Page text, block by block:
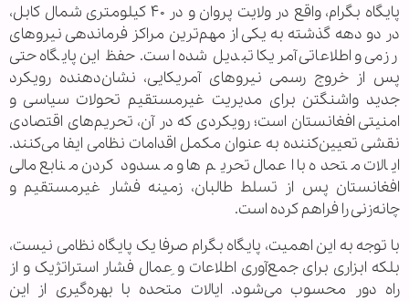
پایگاه بگرام، واقع در ولایت پروان و در ۴۰ کیلومتری شمال کابل،
در دو دهه گذشته به یکی از مهم‌ترین مراکز فرماندهی نیروهای
رزمی و اطلاعاتی آمریکا تبدیل شده است. حفظ این پایگاه حتی
پس از خروج رسمی نیروهای آمریکایی، نشان‌دهنده رویکرد
جدید واشنگتن برای مدیریت غیرمستقیم تحولات سیاسی و
امنیتی افغانستان است؛ رویکردی که در آن، تحریم‌های اقتصادی
نقشی تعیین‌کننده به عنوان مکمل اقدامات نظامی ایفا می‌کنند.
ایالات متحده با اعمال تحریم‌ها و مسدود کردن منابع مالی
افغانستان پس از تسلط طالبان، زمینه فشار غیرمستقیم و
چانه‌زنی را فراهم کرده است.
با توجه به این اهمیت، پایگاه بگرام صرفا یک پایگاه نظامی نیست،
بلکه ابزاری برای جمع‌آوری اطلاعات و ِعمال فشار استراتژیک و از
راه دور محسوب می‌شود. ایالات متحده با بهره‌گیری از این